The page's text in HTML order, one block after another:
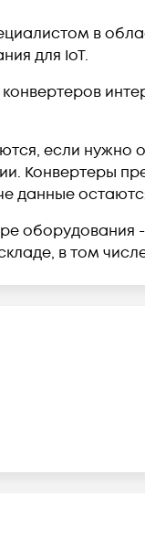
в
для IoT.
если нужно
Конвертеры
данные
в том